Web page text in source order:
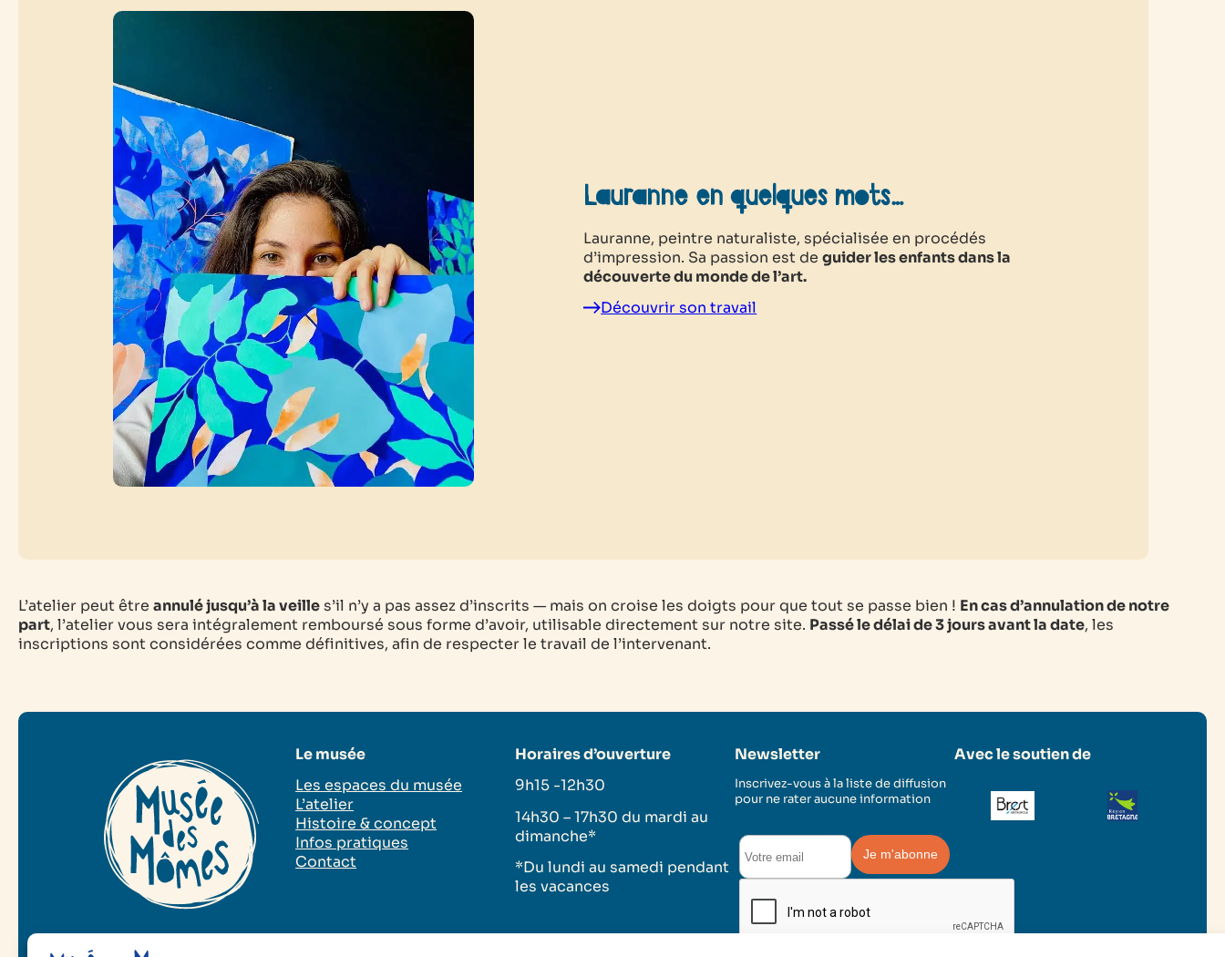
Lauranne en quelques mots…
Lauranne, peintre naturaliste, spécialisée en procédés
d’impression. Sa passion est de guider les enfants dans la
découverte du monde de l’art.
Découvrir son travail
L’atelier peut être annulé jusqu’à la veille s’il n’y a pas assez d’inscrits — mais on croise les doigts pour que tout se passe bien ! En cas d’annulation de notre
part, l’atelier vous sera intégralement remboursé sous forme d’avoir, utilisable directement sur notre site. Passé le délai de 3 jours avant la date, les
inscriptions sont considérées comme définitives, afin de respecter le travail de l’intervenant.
Le musée
Les espaces du musée
L’atelier
Histoire & concept
Infos pratiques
Contact
Horaires d’ouverture
9h15 -12h30
14h30 – 17h30 du mardi au
dimanche*
*Du lundi au samedi pendant
les vacances
Newsletter
Inscrivez-vous à la liste de diffusion
pour ne rater aucune information
Avec le soutien de